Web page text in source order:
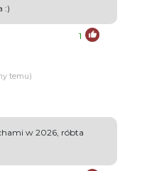
:)
1
temu)
w 2026, róbta